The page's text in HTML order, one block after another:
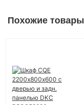
Похожие товары